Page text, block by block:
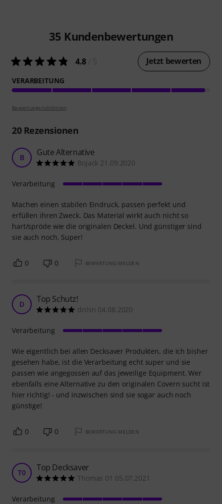
35 Kundenbewertungen
4.8 Jetzt bewerten
VERARBEITUNG
Bewertungsrichtlinien
20Rezensionen
B Gute Alternative
Bojack 21.09.2020
Machen einen stabilen Eindruck, passen perfekt und
erfüllen ihren Zweck. Das Material wirkt auch nicht so
hart/spröde wie die originalen Deckel. Und günstiger sind
sie auch noch. Super!
Verarbeitung
0 0 BEWERTUNG MELDEN
D Top Schutz!
dnlsn 04.08.2020
Wie eigentlich bei allen Decksaver Produkten, die ich bisher
gesehen habe, ist die Verarbeitung echt super und sie
passen wie angegossen auf das jeweilige Equipment. Wer
ebenfalls eine Alternative zu den originalen Covern sucht ist
hier richtig! - und inzwischen sind sie sogar auch noch
günstige!
Verarbeitung
0 0 BEWERTUNG MELDEN
T0 Top Decksaver
Thomas 01 05.07.2021
Verarbeitung